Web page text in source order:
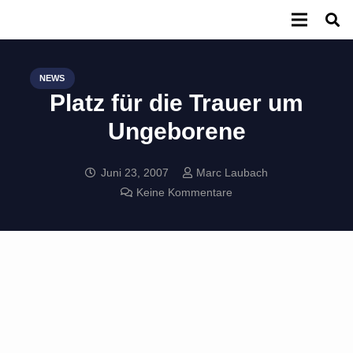
NEWS
Platz für die Trauer um
Ungeborene
Juni 23, 2007
Marc Laubach
Keine Kommentare